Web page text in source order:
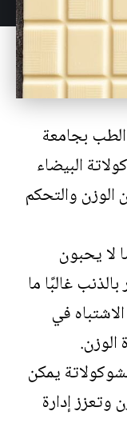
بجامعة
البيضاء
والتحكم
لا يحبون
غالبًا ما
في
الوزن.
يمكن
إدارة